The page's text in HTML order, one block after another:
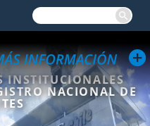
INSTITUCIONALES
NACIONAL DE